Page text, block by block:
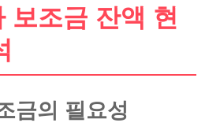
보조금 잔액 현
금의 필요성